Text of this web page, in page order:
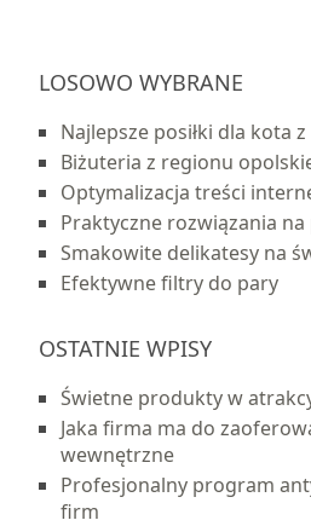
LOSOWO WYBRANE
Najlepsze posiłki dla kota
Biżuteria z regionu
Optymalizacja treści
Praktyczne rozwiązania
Smakowite delikatesy na
Efektywne filtry do pary
OSTATNIE WPISY
Świetne produkty w
Jaka firma ma do
wewnętrzne
Profesjonalny program
firm